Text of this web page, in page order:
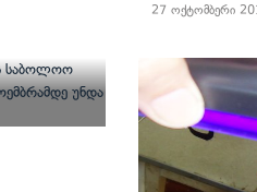
27 ოქტომბერი